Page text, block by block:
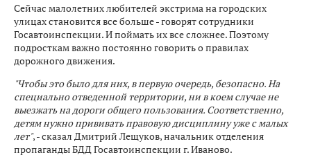
Сейчас малолетних любителей экстрима на городских
улицах становится все больше - говорят сотрудники
Госавтоинспекции. И поймать их все сложнее. Поэтому
подросткам важно постоянно говорить о правилах
дорожного движения.
"Чтобы это было для них, в первую очередь, безопасно. На
специально отведенной территории, ни в коем случае не
выезжать на дороги общего пользования. Соответственно,
детям нужно прививать правовую дисциплину уже с малых
лет", - сказал Дмитрий Лещуков, начальник отделения
пропаганды БДД Госавтоинспекции г. Иваново.